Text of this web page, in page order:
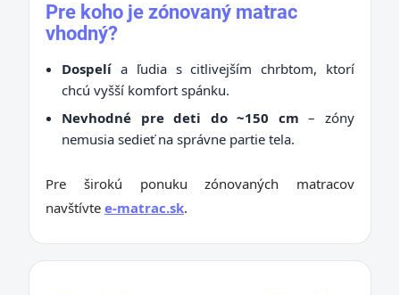
Pre koho je zónovaný matrac
vhodný?
Dospelí a ľudia s citlivejším chrbtom, ktorí
chcú vyšší komfort spánku.
Nevhodné pre deti do ~150 cm – zóny
nemusia sedieť na správne partie tela.
Pre širokú ponuku zónovaných matracov
navštívte e-matrac.sk.